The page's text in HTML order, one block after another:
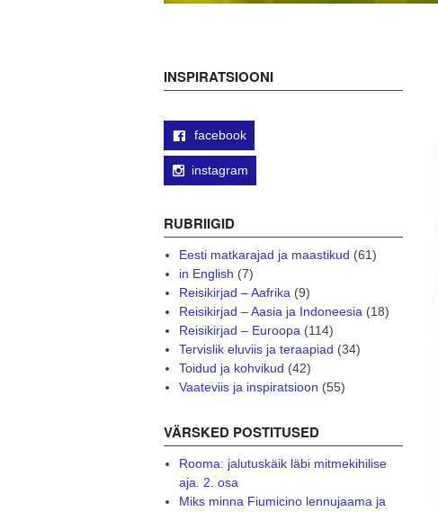
INSPIRATSIOONI
facebook
instagram
RUBRIIGID
Eesti matkarajad ja maastikud (61)
in English (7)
Reisikirjad – Aafrika(9)
Reisikirjad – Aasia ja Indoneesia(18)
Reisikirjad – Euroopa(114)
Tervislik eluviis ja teraapiad (34)
Toidud ja kohvikud (42)
Vaateviis ja inspiratsioon (55)
VÄRSKED POSTITUSED
Rooma: jalutuskäik läbi mitmekihilise
aja. 2. osa
Miks minna Fiumicino lennujaama ja